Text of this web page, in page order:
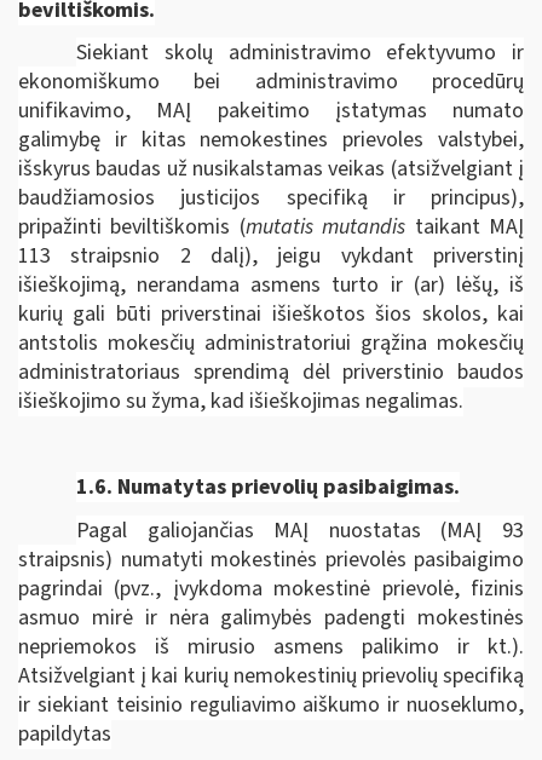
beviltiškomis.
Siekiant skolų administravimo efektyvumo ir
ekonomiškumo bei administravimo procedūrų
unifikavimo, MAĮ pakeitimo įstatymas numato
galimybę ir kitas nemokestines prievoles valstybei,
išskyrus baudas už nusikalstamas veikas (atsižvelgiant į
baudžiamosios justicijos specifiką ir principus),
pripažinti beviltiškomis (mutatis mutandis taikant MAĮ
113 straipsnio 2 dalį), jeigu vykdant priverstinį
išieškojimą, nerandama asmens turto ir (ar) lėšų, iš
kurių gali būti priverstinai išieškotos šios skolos, kai
antstolis mokesčių administratoriui grąžina mokesčių
administratoriaus sprendimą dėl priverstinio baudos
išieškojimo su žyma, kad išieškojimas negalimas.
1.6. Numatytas prievolių pasibaigimas.
Pagal galiojančias MAĮ nuostatas (MAĮ 93
straipsnis) numatyti mokestinės prievolės pasibaigimo
pagrindai (pvz., įvykdoma mokestinė prievolė, fizinis
asmuo mirė ir nėra galimybės padengti mokestinės
nepriemokos iš mirusio asmens palikimo ir kt.).
Atsižvelgiant į kai kurių nemokestinių prievolių specifiką
ir siekiant teisinio reguliavimo aiškumo ir nuoseklumo,
papildytas